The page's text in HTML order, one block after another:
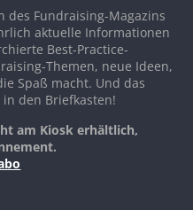
Fundraising-Magazins
aktuelle Informationen
Best-Practice-
Themen, neue Ideen,
Spaß macht. Und das
den Briefkasten!
am Kiosk erhältlich,